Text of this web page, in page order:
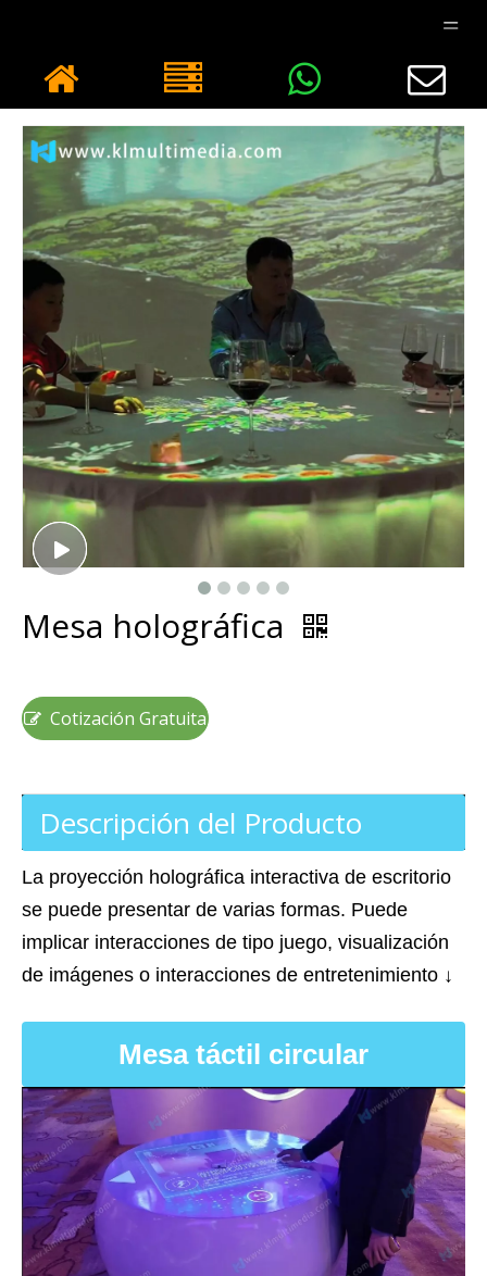
Mesa holográfica
Cotización Gratuita
Descripción del Producto
La proyección holográfica interactiva de escritorio
se puede presentar de varias formas. Puede
implicar interacciones de tipo juego, visualización
de imágenes o interacciones de entretenimiento ↓
Mesa táctil circular